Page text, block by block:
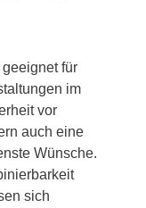
für
im
vor
auch eine
Wünsche.
sich